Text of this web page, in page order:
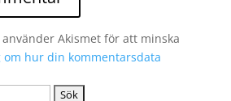
Akismet för att minska
om hur din kommentarsdata